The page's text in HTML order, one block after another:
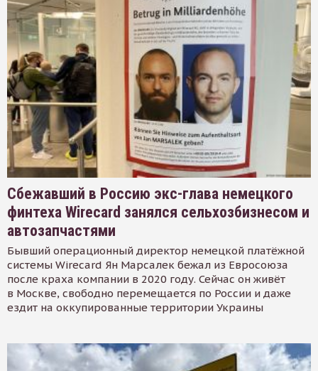
Сбежавший в Россию экс-глава немецкого
финтеха Wirecard занялся сельхозбизнесом и
автозапчастями
Бывший операционный директор немецкой платёжной
системы Wirecard Ян Марсалек бежал из Евросоюза
после краха компании в 2020 году. Сейчас он живёт
в Москве, свободно перемещается по России и даже
ездит на оккупированные территории Украины